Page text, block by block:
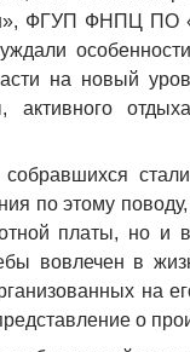
ФГУП ФНПЦ ПО
на новый
активного
собравшихся
по этому
платы, но и
вовлечен в
на
о